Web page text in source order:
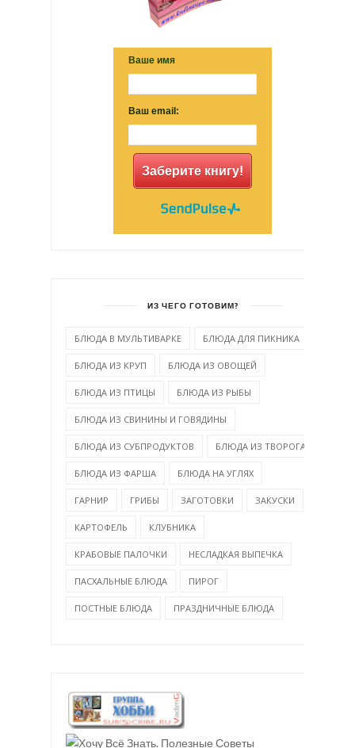
Ваше имя
Ваш email:
Заберите книгу!
ИЗ ЧЕГО ГОТОВИМ?
БЛЮДА В МУЛЬТИВАРКЕ БЛЮДА ДЛЯ ПИКНИКА
БЛЮДА ИЗ КРУП БЛЮДА ИЗ ОВОЩЕЙ
БЛЮДА ИЗ ПТИЦЫ БЛЮДА ИЗ РЫБЫ
БЛЮДА ИЗ СВИНИНЫ И ГОВЯДИНЫ
БЛЮДА ИЗ СУБПРОДУКТОВ БЛЮДА ИЗ ТВОРОГА
БЛЮДА ИЗ ФАРША БЛЮДА НА УГЛЯХ
ГАРНИР ГРИБЫ ЗАГОТОВКИ ЗАКУСКИ
КАРТОФЕЛЬ КЛУБНИКА
КРАБОВЫЕ ПАЛОЧКИ НЕСЛАДКАЯ ВЫПЕЧКА
ПАСХАЛЬНЫЕ БЛЮДА ПИРОГ
ПОСТНЫЕ БЛЮДА ПРАЗДНИЧНЫЕ БЛЮДА